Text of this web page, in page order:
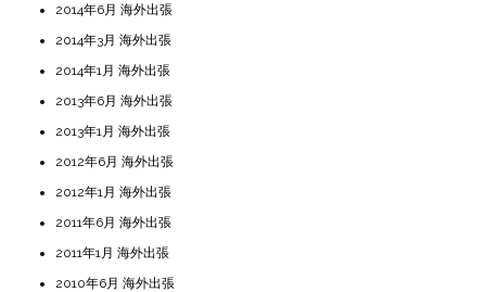
2014年6月 海外出張
2014年3月 海外出張
2014年1月 海外出張
2013年6月 海外出張
2013年1月 海外出張
2012年6月 海外出張
2012年1月 海外出張
2011年6月 海外出張
2011年1月 海外出張
2010年6月 海外出張